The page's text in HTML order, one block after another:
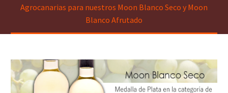
Agrocanarias para nuestros Moon Blanco Seco y Moon
Blanco Afrutado